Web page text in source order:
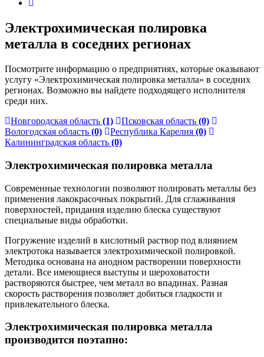
Электрохимическая полировка
металла в соседних регионах
Посмотрите информацию о предприятиях, которые оказывают
услугу «Электрохимическая полировка металла» в соседних
регионах. Возможно вы найдете подходящего исполнителя
среди них.
Новгородская область (1) Псковская область (0)
Вологодская область (0) Республика Карелия (0)
Калининградская область (0)
Электрохимическая полировка металла
Современные технологии позволяют полировать металлы без
применения лакокрасочных покрытий. Для сглаживания
поверхностей, придания изделию блеска существуют
специальные виды обработки.
Погружение изделий в кислотный раствор под влиянием
электротока называется электрохимической полировкой.
Методика основана на анодном растворении поверхности
детали. Все имеющиеся выступы и шероховатости
растворяются быстрее, чем металл во впадинах. Разная
скорость растворения позволяет добиться гладкости и
привлекательного блеска.
Электрохимическая полировка металла
производится поэтапно: